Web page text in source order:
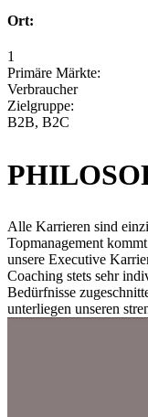
Ort:
1
Primäre Märkte:
Verbraucher
Zielgruppe:
B2B, B2C
Alle Karrieren sind
Topmanagement
unsere Executive
Coaching stets sehr
Bedürfnisse
unterliegen unseren